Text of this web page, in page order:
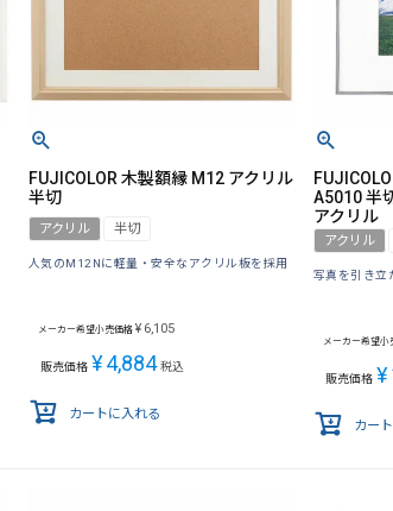
FUJICOLOR 木製額縁 M12 アクリル
半切
アクリル 半切
人気のM12Nに軽量・安全なアクリル板を採用
メーカー希望小売価格 ¥ 6,105
販売価格 ¥4,884 税込
カートに入れる
A5010 半
アクリル
アクリル
写真を引き立
メーカー希望小
販売価格 ¥
カー